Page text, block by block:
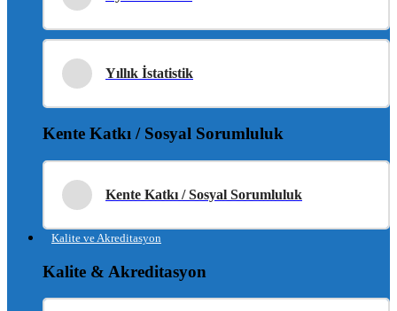
Yıllık İstatistik
Kente Katkı / Sosyal Sorumluluk
Kente Katkı / Sosyal Sorumluluk
Kalite ve Akreditasyon
Kalite & Akreditasyon